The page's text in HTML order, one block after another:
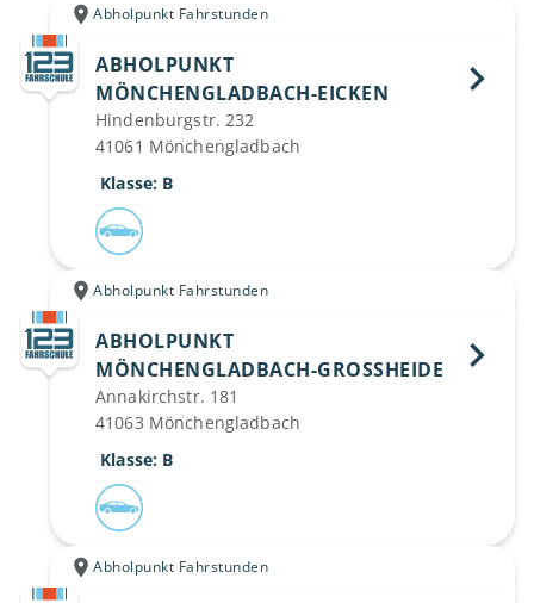
Abholpunkt Fahrstunden
ABHOLPUNKT
MÖNCHENGLADBACH-EICKEN
Hindenburgstr. 232
41061 Mönchengladbach
Klasse: B
Abholpunkt Fahrstunden
ABHOLPUNKT
MÖNCHENGLADBACH-GROSSHEIDE
Annakirchstr. 181
41063 Mönchengladbach
Klasse: B
Abholpunkt Fahrstunden